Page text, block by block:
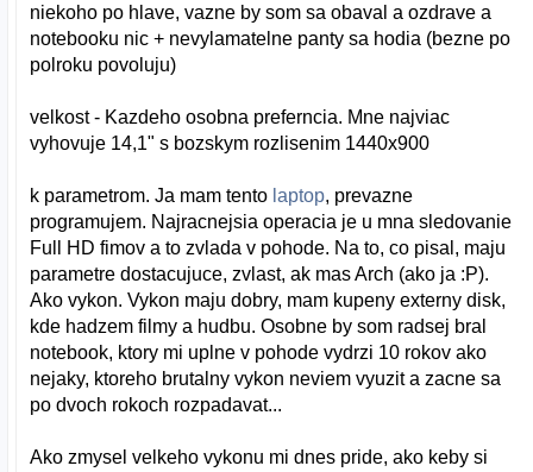
niekoho po hlave, vazne by som sa obaval a ozdrave a
notebooku nic + nevylamatelne panty sa hodia (bezne po
polroku povoluju)
velkost - Kazdeho osobna preferncia. Mne najviac
vyhovuje 14,1" s bozskym rozlisenim 1440x900
k parametrom. Ja mam tento laptop, prevazne
programujem. Najracnejsia operacia je u mna sledovanie
Full HD fimov a to zvlada v pohode. Na to, co pisal, maju
parametre dostacujuce, zvlast, ak mas Arch (ako ja :P).
Ako vykon. Vykon maju dobry, mam kupeny externy disk,
kde hadzem filmy a hudbu. Osobne by som radsej bral
notebook, ktory mi uplne v pohode vydrzi 10 rokov ako
nejaky, ktoreho brutalny vykon neviem vyuzit a zacne sa
po dvoch rokoch rozpadavat...
Ako zmysel velkeho vykonu mi dnes pride, ako keby si